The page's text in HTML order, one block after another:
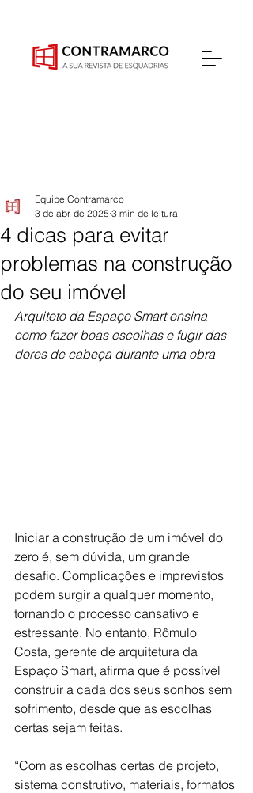
4 dicas para evitar
problemas na construção
do seu imóvel
Equipe Contramarco
3 de abr. de 2025 3 min de leitura
Arquiteto da Espaço Smart ensina
como fazer boas escolhas e fugir das
dores de cabeça durante uma obra
Iniciar a construção de um imóvel do
zero é, sem dúvida, um grande
desafio. Complicações e imprevistos
podem surgir a qualquer momento,
tornando o processo cansativo e
estressante. No entanto, Rômulo
Costa, gerente de arquitetura da
Espaço Smart, afirma que é possível
construir a cada dos seus sonhos sem
sofrimento, desde que as escolhas
certas sejam feitas.
“Com as escolhas certas de projeto,
sistema construtivo, materiais, formatos